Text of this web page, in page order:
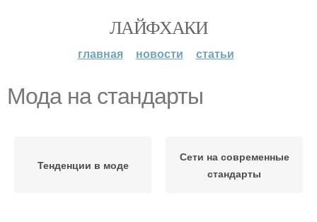
ЛАЙФХАКИ
главная новости статьи
Мода на стандарты
Тенденции в моде
Сети на современные
стандарты